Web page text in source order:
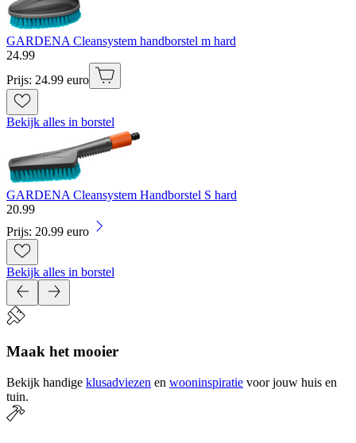
GARDENA Cleansystem handborstel m hard
24.99
Prijs: 24.99 euro
Bekijk alles in borstel
GARDENA Cleansystem Handborstel S hard
20.99
Prijs: 20.99 euro
Bekijk alles in borstel
Maak het mooier
Bekijk handige klusadviezen en wooninspiratie voor jouw huis en
tuin.